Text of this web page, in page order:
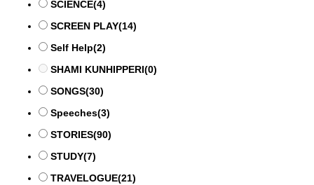
SCIENCE(4)
SCREEN PLAY(14)
Self Help(2)
SHAMI KUNHIPPERI(0)
SONGS(30)
Speeches(3)
STORIES(90)
STUDY(7)
TRAVELOGUE(21)